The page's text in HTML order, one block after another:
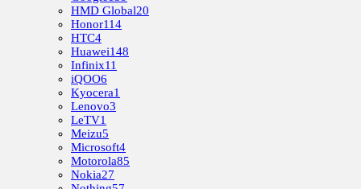
HMD Global20
Honor114
HTC4
Huawei148
Infinix11
iQOO6
Kyocera1
Lenovo3
LeTV1
Meizu5
Microsoft4
Motorola85
Nokia27